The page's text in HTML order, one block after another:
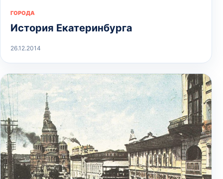
ГОРОДА
История Екатеринбурга
26.12.2014